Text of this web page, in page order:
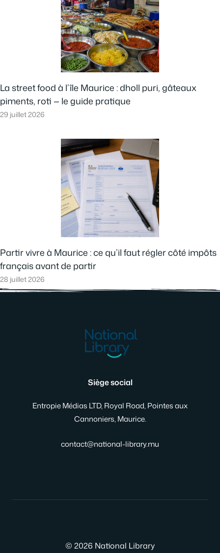
La street food à l’île Maurice : dholl puri, gâteaux
piments, roti — le guide pratique
29 juillet 2026
Partir vivre à Maurice : ce qu’il faut régler côté impôts
français avant de partir
28 juillet 2026
Siège social
Entropie Médias LTD, Royal Road, Pointes aux
Cannoniers, Maurice.
contact@national-library.mu
© 2026 National Library